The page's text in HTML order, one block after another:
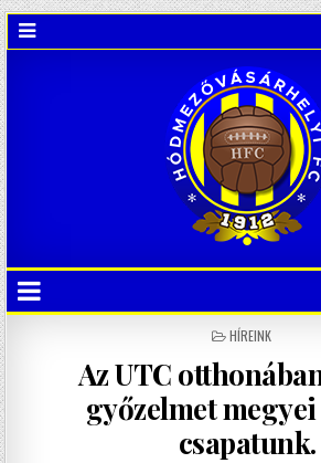
POSTED
HÍREINK
Az UTC
győzelmet megyei
csapatunk.